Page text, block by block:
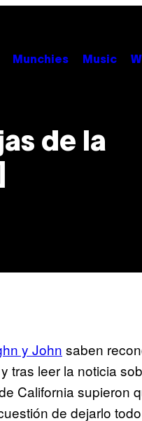
Munchies Music
de la
y John saben
tras leer la noticia
California supieron
de dejarlo